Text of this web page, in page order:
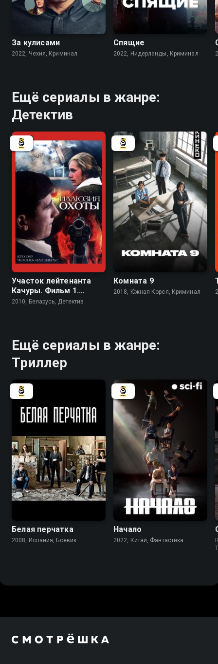
6.9 6.1
За кулисами
2022, Чехия, Криминал
7.8
Спящие
2022, Нидерланды, Криминал
Ещё сериалы в жанре:
Детектив
6.7
Участок лейтенанта
Качуры. Фильм 1.
Иллюзия охоты
2010, Беларусь, Детектив
8.0
Комната 9
2018, Южная Корея, Криминал
Ещё сериалы в жанре:
Триллер
7.5
Белая перчатка
2008, Испания, Боевик
8.1 8.1
Начало
2022, Китай, Фантастика